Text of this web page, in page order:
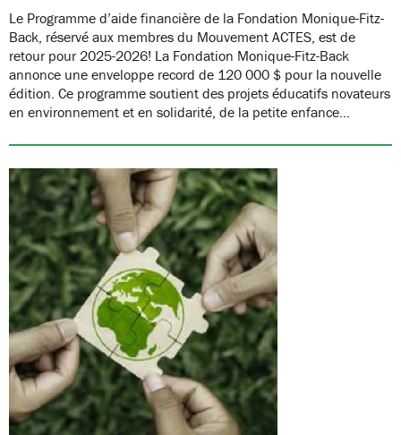
Le Programme d’aide financière de la Fondation Monique-Fitz-
Back, réservé aux membres du Mouvement ACTES, est de
retour pour 2025-2026! La Fondation Monique-Fitz-Back
annonce une enveloppe record de 120 000 $ pour la nouvelle
édition. Ce programme soutient des projets éducatifs novateurs
en environnement et en solidarité, de la petite enfance…